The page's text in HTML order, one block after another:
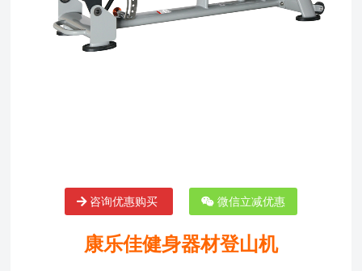
咨询优惠购买 微信立减优惠
康乐佳健身器材登山机